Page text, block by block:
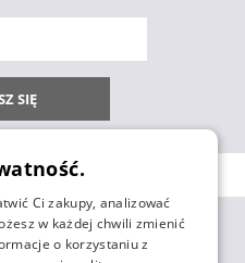
SIĘ
Ci zakupy, analizować
w każdej chwili zmienić
o korzystaniu z